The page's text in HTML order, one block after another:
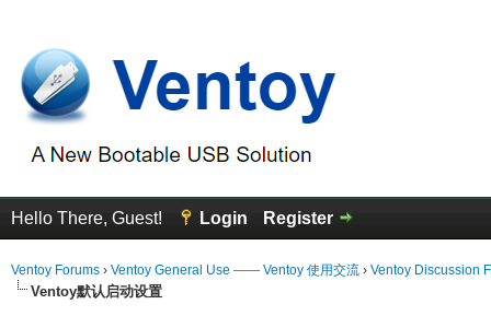
Hello There, Guest! Login Register
Ventoy Forums › Ventoy General Use —— Ventoy 使用交流 › Ventoy Discussion
Ventoy默认启动设置